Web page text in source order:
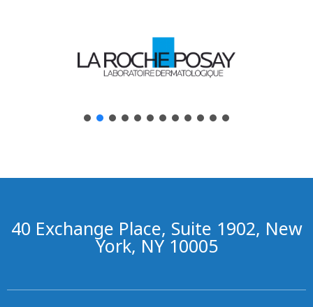
40 Exchange Place, Suite 1902, New
York, NY 10005